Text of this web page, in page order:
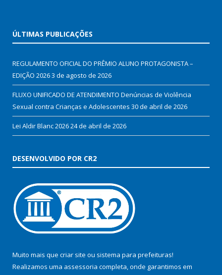
ÚLTIMAS PUBLICAÇÕES
REGULAMENTO OFICIAL DO PRÊMIO ALUNO PROTAGONISTA –
EDIÇÃO 20263 de agosto de 2026
FLUXO UNIFICADO DE ATENDIMENTO Denúncias de Violência
Sexual contra Crianças e Adolescentes 30 de abril de 2026
Lei Aldir Blanc 202624 de abril de 2026
DESENVOLVIDO POR CR2
Muito mais que criar site ou sistema para prefeituras!
Realizamos uma assessoria completa, onde garantimos em